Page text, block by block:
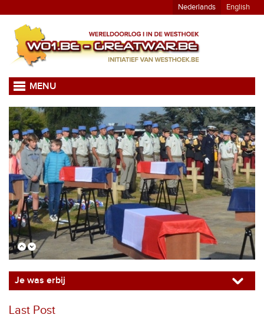
Nederlands English
MENU
Je was erbij
Last Post